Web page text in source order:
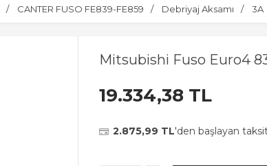
CANTER FUSO FE839-FE859 Debriyaj Aksamı 3A
Mitsubishi Fuso Euro4
19.334,38 TL
2.875,99 TL'den başlayan